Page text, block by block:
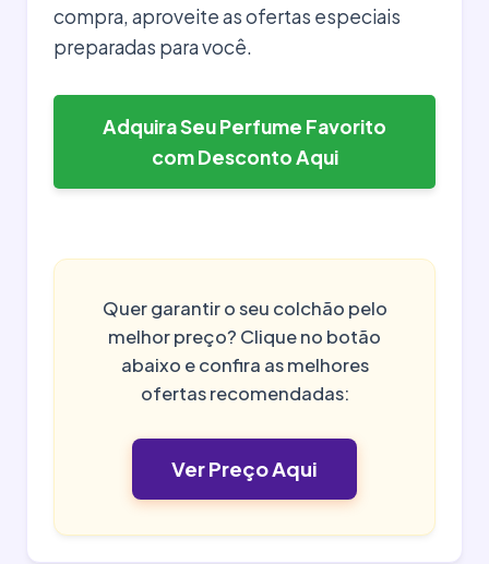
compra, aproveite as ofertas especiais
preparadas para você.
Adquira Seu Perfume Favorito
com Desconto Aqui
Quer garantir o seu colchão pelo
melhor preço? Clique no botão
abaixo e confira as melhores
ofertas recomendadas:
Ver Preço Aqui